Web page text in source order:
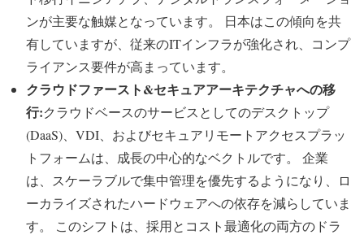
ンが主要な触媒となっています。 日本はこの傾向を共
有していますが、従来のITインフラが強化され、コンプ
ライアンス要件が高まっています。
クラウドファースト&セキュアアーキテクチャへの移
行:クラウドベースのサービスとしてのデスクトップ
(DaaS)、VDI、およびセキュアリモートアクセスプラッ
トフォームは、成長の中心的なベクトルです。 企業
は、スケーラブルで集中管理を優先するようになり、ロ
ーカライズされたハードウェアへの依存を減らしていま
す。 このシフトは、採用とコスト最適化の両方のドラ